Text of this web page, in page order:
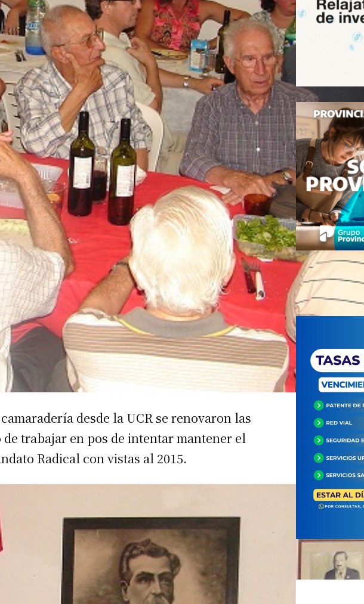
gratis
*Requerido
correo electrónico *
desde la UCR se renovaron las
trabajar en pos de intentar mantener el
Radical con vistas al 2015.